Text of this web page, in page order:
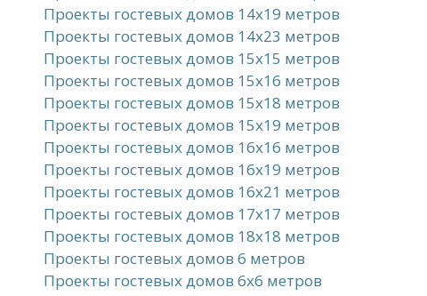
Проекты гостевых домов 14x19 метров
Проекты гостевых домов 14x23 метров
Проекты гостевых домов 15x15 метров
Проекты гостевых домов 15x16 метров
Проекты гостевых домов 15x18 метров
Проекты гостевых домов 15x19 метров
Проекты гостевых домов 16x16 метров
Проекты гостевых домов 16x19 метров
Проекты гостевых домов 16x21 метров
Проекты гостевых домов 17x17 метров
Проекты гостевых домов 18x18 метров
Проекты гостевых домов 6 метров
Проекты гостевых домов 6x6 метров